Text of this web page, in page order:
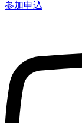
参加申込